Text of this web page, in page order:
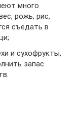
много
рожь, рис,
съедать в
и сухофрукты,
запас